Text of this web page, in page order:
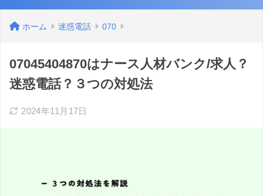
ホーム 迷惑電話 070
07045404870はナース人材バンク/求人？
迷惑電話？３つの対処法
2024年11月17日